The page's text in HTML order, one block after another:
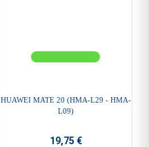
HUAWEI MATE 20 (HMA-L29 - HMA-
L09)
19,75 €